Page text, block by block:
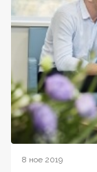
8 ное 2019